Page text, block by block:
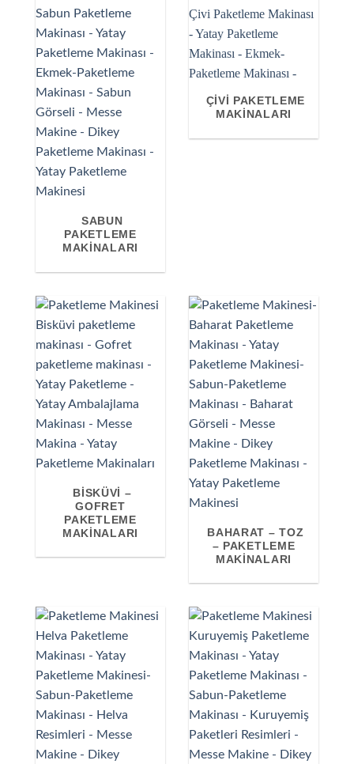
SABUN
PAKETLEME
MAKINALARI
ÇIVI PAKETLEME
MAKINALARI
BISKÜVI –
GOFRET
PAKETLEME
MAKINALARI
BAHARAT – TOZ
– PAKETLEME
MAKINALARI